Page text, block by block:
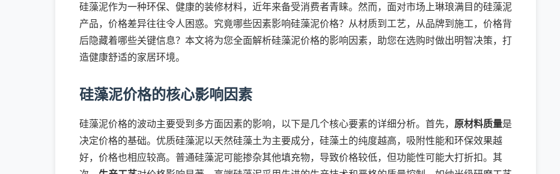
硅藻泥作为一种环保、健康的装修材料，近年来备受消费者青睐。然而，面对市场上琳琅满目的硅藻泥
产品，价格差异往往令人困惑。究竟哪些因素影响硅藻泥价格？从材质到工艺，从品牌到施工，价格背
后隐藏着哪些关键信息？本文将为您全面解析硅藻泥价格的影响因素，助您在选购时做出明智决策，打
造健康舒适的家居环境。
硅藻泥价格的核心影响因素
硅藻泥价格的波动主要受到多方面因素的影响，以下是几个核心要素的详细分析。首先， 原材料质量是
决定价格的基础。优质硅藻泥以天然硅藻土为主要成分，硅藻土的纯度越高，吸附性能和环保效果越
好，价格也相应较高。普通硅藻泥可能掺杂其他填充物，导致价格较低，但功能性可能大打折扣。其